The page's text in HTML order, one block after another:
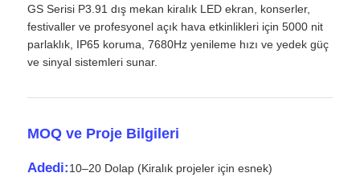
GS Serisi P3.91 dış mekan kiralık LED ekran, konserler,
festivaller ve profesyonel açık hava etkinlikleri için 5000 nit
parlaklık, IP65 koruma, 7680Hz yenileme hızı ve yedek güç
ve sinyal sistemleri sunar.
MOQ ve Proje Bilgileri
Adedi:10–20 Dolap (Kiralık projeler için esnek)